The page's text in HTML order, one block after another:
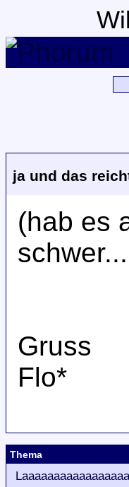
ja und das
(hab es
Gruss
Flo*
Thema